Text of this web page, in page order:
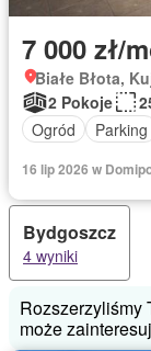
7 000 zł/
Białe Błota,
2 Pokoje
Ogród
Parking
16 lip 2026 w
Bydgoszcz
4 wyniki
Rozszerzyliśmy
może